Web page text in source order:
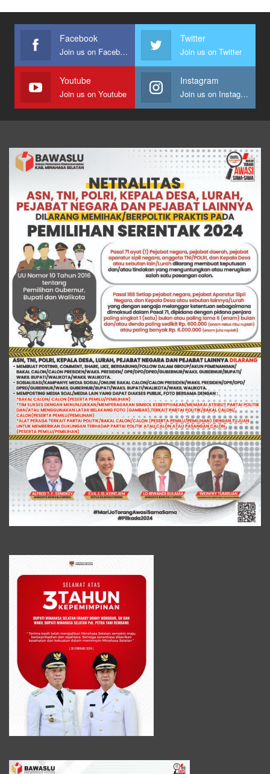
Facebook
Join us on Facebook
Twitter
Join us on Twitter
Youtube
Join us on Youtube
Instagram
Join us on Instagram